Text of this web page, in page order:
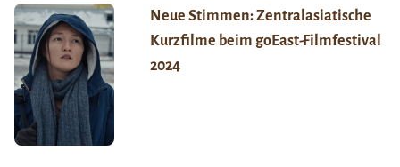
Neue Stimmen: Zentralasiatische
Kurzfilme beim goEast-Filmfestival
2024